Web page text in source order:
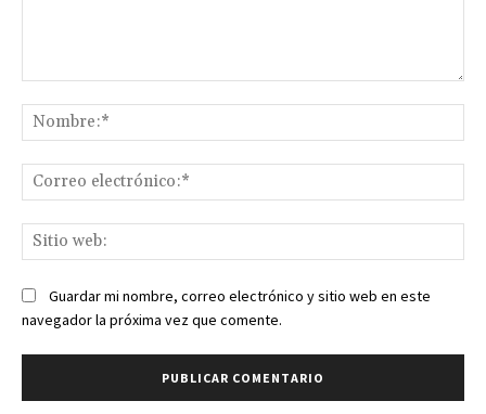
Guardar mi nombre, correo electrónico y sitio web en este
navegador la próxima vez que comente.